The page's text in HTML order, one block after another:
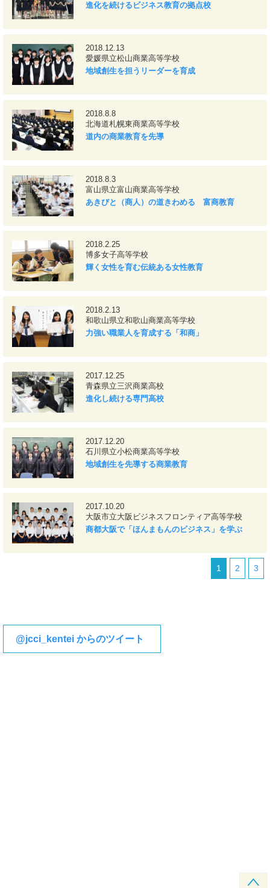
進化を続けるビジネス教育の拠点校
2018.12.13
愛媛県立松山商業高等学校
地域創生を担うリーダーを育成
2018.8.8
北海道札幌東商業高等学校
道内の商業教育を先導
2018.8.3
富山県立富山商業高等学校
あきびと（商人）の道きわめる 富商教育
2018.2.25
博多女子高等学校
輝く女性を育む伝統ある女性教育
2018.2.13
和歌山県立和歌山商業高等学校
力強い職業人を育成する「和商」
2017.12.25
青森県立三沢商業高校
進化し続ける専門高校
2017.12.20
石川県立小松商業高等学校
地域創生を先導する商業教育
2017.10.20
大阪市立大阪ビジネスフロンティア高等学校
商都大阪で「ほんまもんのビジネス」を学ぶ
1 2 3
@jcci_kentei からのツイート